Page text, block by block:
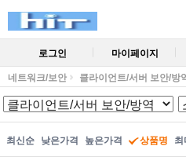
로그인 마이페이지
네트워크/보안 클라이언트/서버 보안/방
최신순 낮은가격 높은가격 상품명 최